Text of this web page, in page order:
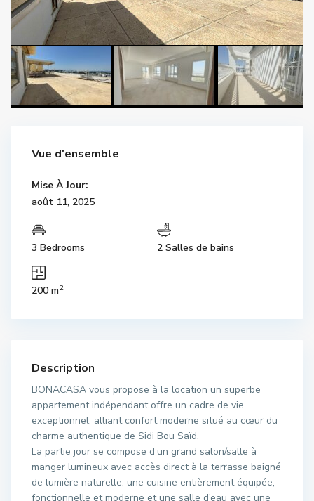
Vue d'ensemble
Mise À Jour:
août 11, 2025
3 Bedrooms 2 Salles de bains
200 m2
Description
BONACASA vous propose à la location un superbe
appartement indépendant offre un cadre de vie
exceptionnel, alliant confort moderne situé au cœur du
charme authentique de Sidi Bou Saïd.
La partie jour se compose d’un grand salon/salle à
manger lumineux avec accès direct à la terrasse baigné
de lumière naturelle, une cuisine entièrement équipée,
fonctionnelle et moderne et une salle d’eau avec une